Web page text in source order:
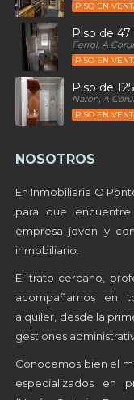
PISO EN
Piso de
Ferrol, A
PISO EN
Piso de
Narón, A
PISO EN
NOSOTROS
En Inmobiliaria O
para que
empresa joven y
inmobiliario.
El trato cercano,
acompañamos en
alquiler, desde la
gestiones
Conocemos bien el
especializados en